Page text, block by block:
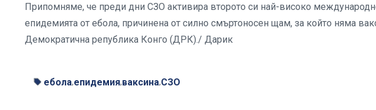
Припомняме, че преди дни СЗО активира второто си най-високо
епидемията от ебола, причинена от силно смъртоносен щам, за който няма
Демократична република Конго (ДРК)./ Дарик
ебола,епидемия,ваксина,СЗО